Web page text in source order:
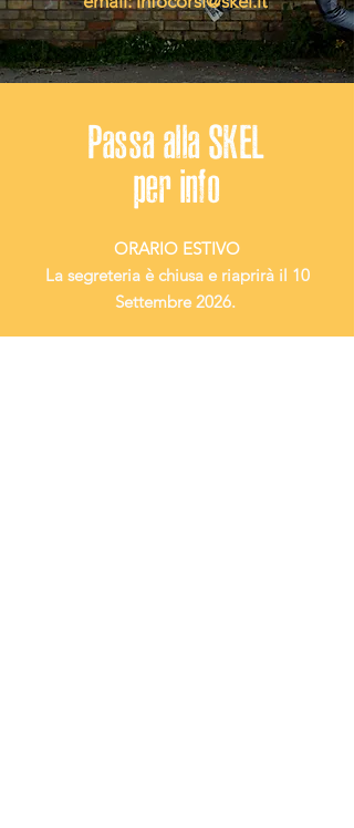
Passa alla SKEL
per info
ORARIO ESTIVO
La segreteria è chiusa e riaprirà il 10
Settembre 2026.